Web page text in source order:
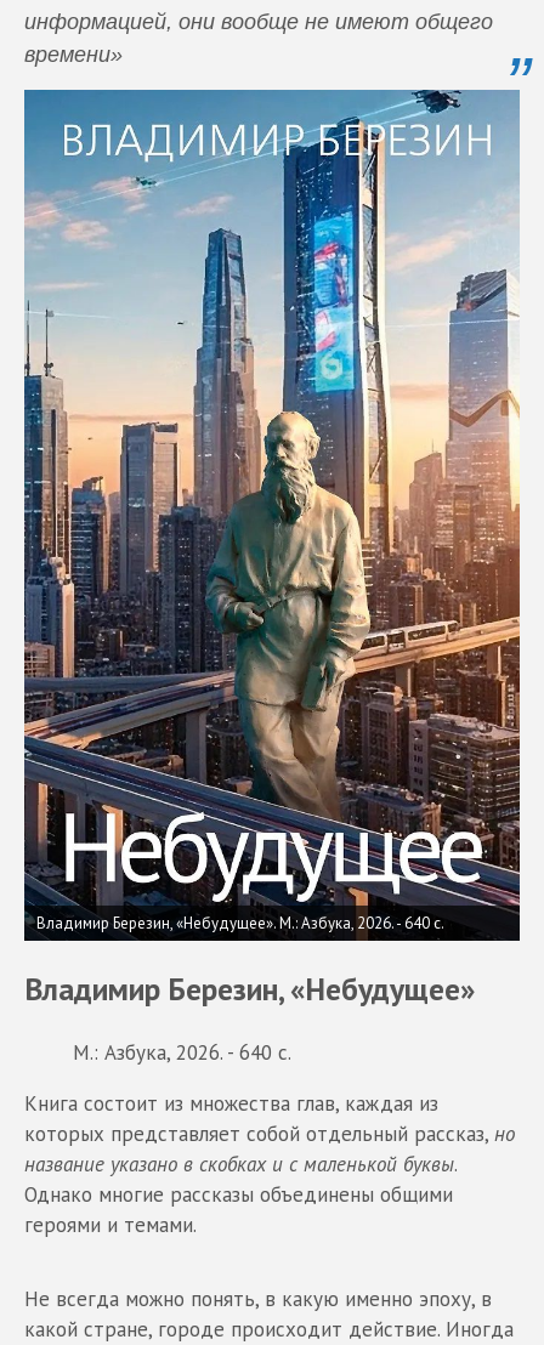
информацией, они вообще не имеют общего
времени»
Владимир Березин, «Небудущее». М.: Азбука, 2026. - 640 с.
Владимир Березин, «Небудущее»
М.: Азбука, 2026. - 640 с.
Книга состоит из множества глав, каждая из
которых представляет собой отдельный рассказ, но
название указано в скобках и с маленькой буквы.
Однако многие рассказы объединены общими
героями и темами.
Не всегда можно понять, в какую именно эпоху, в
какой стране, городе происходит действие. Иногда